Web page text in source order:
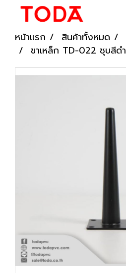
หน้าแรก สินค้าทั้งหมด
ขาเหล็ก TD-022 ชุบสีดำ